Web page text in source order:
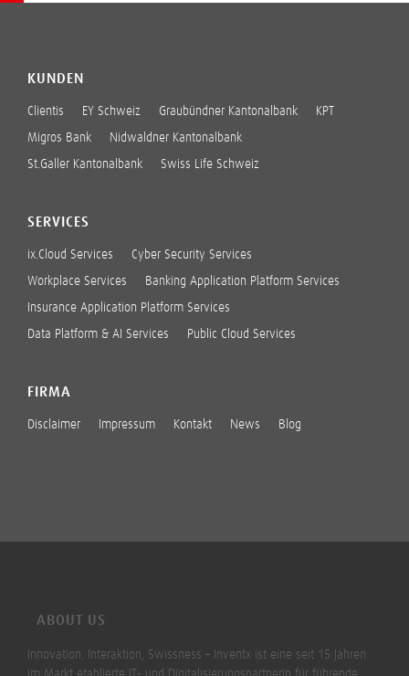
KUNDEN
Clientis EY Schweiz Graubündner Kantonalbank KPT
Migros Bank Nidwaldner Kantonalbank
St.Galler Kantonalbank Swiss Life Schweiz
SERVICES
ix.Cloud Services Cyber Security Services
Workplace Services Banking Application Platform Services
Insurance Application Platform Services
Data Platform & AI Services Public Cloud Services
FIRMA
Disclaimer Impressum Kontakt News Blog
ABOUT US
Innovation, Interaktion, Swissness – Inventx ist eine seit 15 Jahren